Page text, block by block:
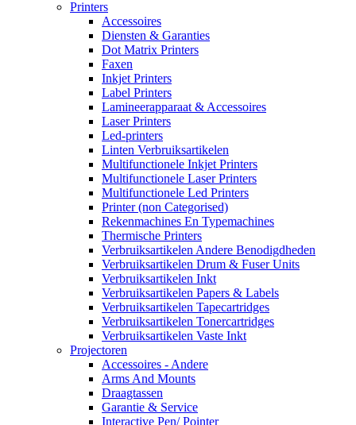
Printers
Accessoires
Diensten & Garanties
Dot Matrix Printers
Faxen
Inkjet Printers
Label Printers
Lamineerapparaat & Accessoires
Laser Printers
Led-printers
Linten Verbruiksartikelen
Multifunctionele Inkjet Printers
Multifunctionele Laser Printers
Multifunctionele Led Printers
Printer (non Categorised)
Rekenmachines En Typemachines
Thermische Printers
Verbruiksartikelen Andere Benodigdheden
Verbruiksartikelen Drum & Fuser Units
Verbruiksartikelen Inkt
Verbruiksartikelen Papers & Labels
Verbruiksartikelen Tapecartridges
Verbruiksartikelen Tonercartridges
Verbruiksartikelen Vaste Inkt
Projectoren
Accessoires - Andere
Arms And Mounts
Draagtassen
Garantie & Service
Interactive Pen/ Pointer